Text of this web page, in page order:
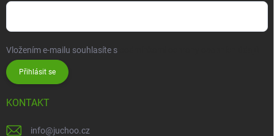
Vložením e-mailu souhlasíte s
Přihlásit se
KONTAKT
info@juchoo.cz